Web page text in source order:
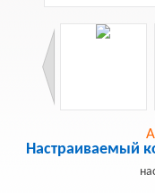
Настраиваемый